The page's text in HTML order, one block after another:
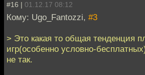
#16 | 01.12.17 08:12
Кому: Ugo_Fantozzi, #3
> Это какая то общая тенденция
игр(особенно условно-
не так.